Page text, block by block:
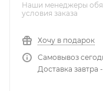
Наши менеджеры
условия заказа
Хочу в подарок
Самовывоз
Доставка завтра